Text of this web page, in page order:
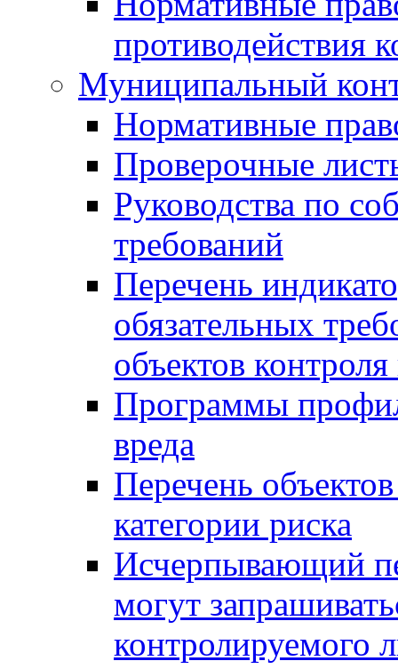
противодействия
Муниципальный
Нормативные
Проверочные
Руководства по
требований
Перечень
обязательных
объектов
Программы
вреда
Перечень
категории риска
Исчерпывающий
могут
контролируемого